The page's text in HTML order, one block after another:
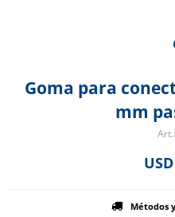
Goma para
mm
USD
Métodos